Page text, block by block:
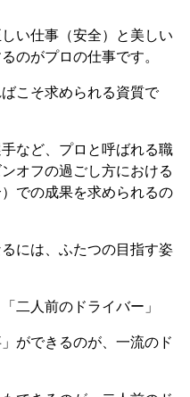
い仕事（安全）と美しい
のがプロの仕事です。
こそ求められる資質で
など、プロと呼ばれる職
オフの過ごし方における
での成果を求められるの
には、ふたつの目指す姿
二人前のドライバー」
ができるのが、一流のド